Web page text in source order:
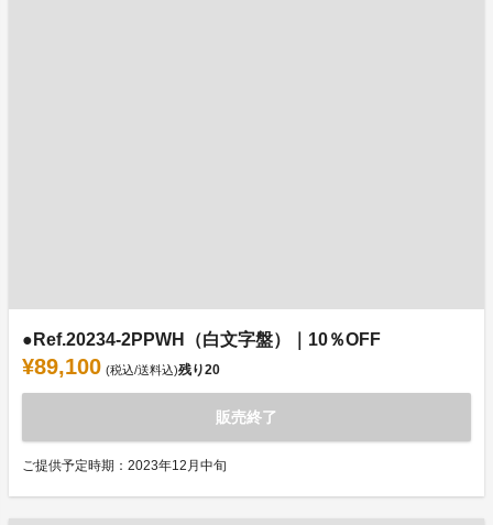
●Ref.20234-2PPWH（白文字盤）｜10％OFF
¥89,100 (税込/送料込)残り20
販売終了
ご提供予定時期：2023年12月中旬